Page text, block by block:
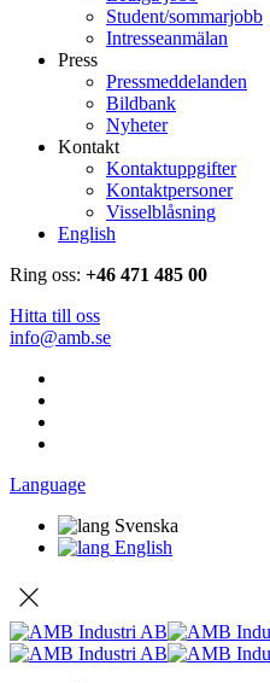
Student/sommarjobb
Intresseanmälan
Press
Pressmeddelanden
Bildbank
Nyheter
Kontakt
Kontaktuppgifter
Kontaktpersoner
Visselblåsning
English
Ring oss: +46 471 485 00
Hitta till oss
info@amb.se
Language
Svenska
English